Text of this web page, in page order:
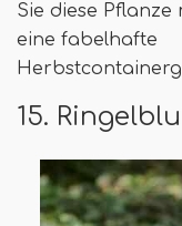
Sie diese
eine fabelhafte
15.